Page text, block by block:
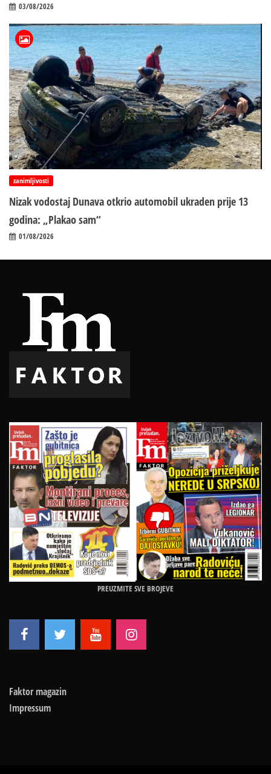
03/08/2026
zanimljivosti
Nizak vodostaj Dunava otkrio automobil ukraden prije 13
godina: „Plakao sam“
01/08/2026
PREUZMITE SVE BROJEVE
Faktor magazin
Impressum